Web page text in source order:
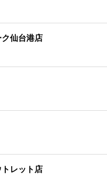
仙台港店
レット店